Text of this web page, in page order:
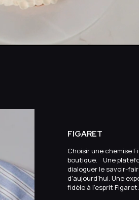
FIGARET
Choisir une chemise
boutique. Une
dialoguer le savoir-
d’aujourd’hui. Une
fidèle à l’esprit Figaret.